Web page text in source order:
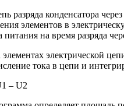
разряда конденсатора
элементов в
на время разряда
электрической
тока в цепи и
– U2